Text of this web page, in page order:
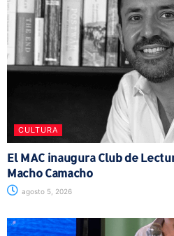
CULTURA
El MAC inaugura Club de
Macho Camacho
agosto 5, 2026